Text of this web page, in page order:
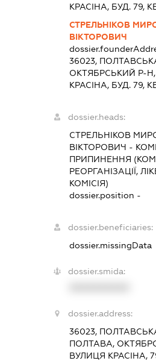
КРАСІНА, БУД. 79,
СТРЕЛЬНІКОВ
ВІКТОРОВИЧ
36023,
ОКТЯБРСЬКИЙ Р-Н,
КРАСІНА, БУД. 79,
dossier.heads:
СТРЕЛЬНІКОВ
ВІКТОРОВИЧ -
ПРИПИНЕННЯ
РЕОРГАНІЗАЦІЇ,
КОМІСІЯ)
dossier.position -
dossier.beneficiaries:
dossier.missingData
dossier.smida:
dossier.address:
36023,
ПОЛТАВА,
ВУЛИЦЯ КРАСІНА,